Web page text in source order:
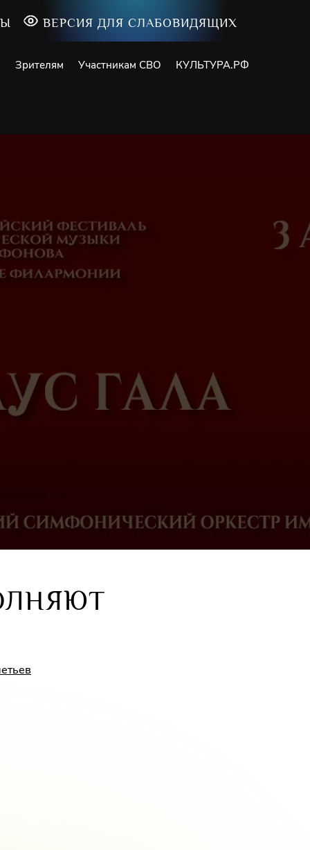
ВЕРСИЯ ДЛЯ СЛАБОВИДЯЩИХ
Зрителям Участникам СВО КУЛЬТУРА.РФ